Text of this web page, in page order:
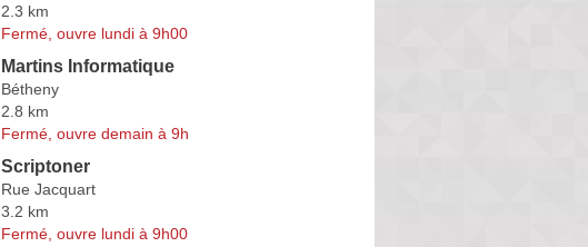
2.3 km
Fermé, ouvre lundi à 9h00
Martins Informatique
Bétheny
2.8 km
Fermé, ouvre demain à 9h
Scriptoner
Rue Jacquart
3.2 km
Fermé, ouvre lundi à 9h00